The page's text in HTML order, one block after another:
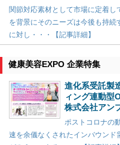
関節対応素材として市場に定着
を背景にそのニーズは今後も持
に対し・・・【記事詳細】
健康美容EXPO 企業特集
進化系受託製
ィング連動型
株式会社アン
ポストコロナの
速を余儀なくされたインバウンド